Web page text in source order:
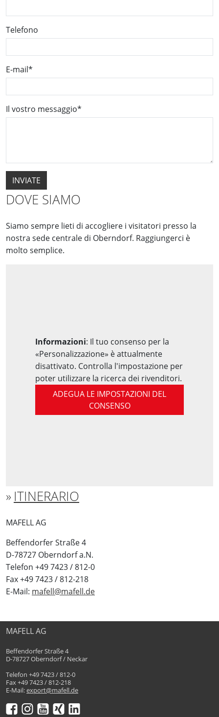
Telefono
E-mail*
Il vostro messaggio*
DOVE SIAMO
Siamo sempre lieti di accogliere i visitatori presso la
nostra sede centrale di Oberndorf. Raggiungerci è
molto semplice.
Informazioni: Il tuo consenso per la
«Personalizzazione» è attualmente
disattivato. Controlla l'impostazione per
poter utilizzare la ricerca dei rivenditori.
ADEGUA LE IMPOSTAZIONI DEL
CONSENSO
ITINERARIO
MAFELL AG
Beffendorfer Straße 4
D-78727 Oberndorf a.N.
Telefon +49 7423 / 812-0
Fax +49 7423 / 812-218
E-Mail: mafell@mafell.de
MAFELL AG
Beffendorfer Straße 4
D-78727 Oberndorf / Neckar
Telefon +49 7423 / 812-0
Fax +49 7423 / 812-218
E-Mail:export@mafell.de